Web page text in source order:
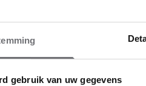
gebruik van uw gegevens
RON